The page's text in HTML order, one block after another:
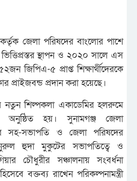
জেলা পরিষদের বাংলোর পাশে
ভিত্তিপ্রস্তর স্থাপন ও ২০২০ সালে এস
জিপিএ-৫ প্রাপ্ত শিক্ষার্থীদেরকে
প্রাইজবন্ড প্রদান করা হয়েছে।
নতুন শিল্পকলা একাডেমির হলরুমে
হয়। সুনামগঞ্জ জেলা
সহ-সভাপতি ও জেলা পরিষদের
হুদা মুকুটের সভাপতিত্বে ও
চৌধুরীর সঞ্চালনায় সংবর্ধনা
বক্তব্য রাখেন পরিকল্পনামন্ত্রী